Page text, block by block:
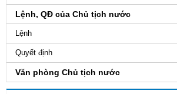
Lệnh, QĐ của Chủ tịch nước
Lệnh
Quyết định
Văn phòng Chủ tịch nước